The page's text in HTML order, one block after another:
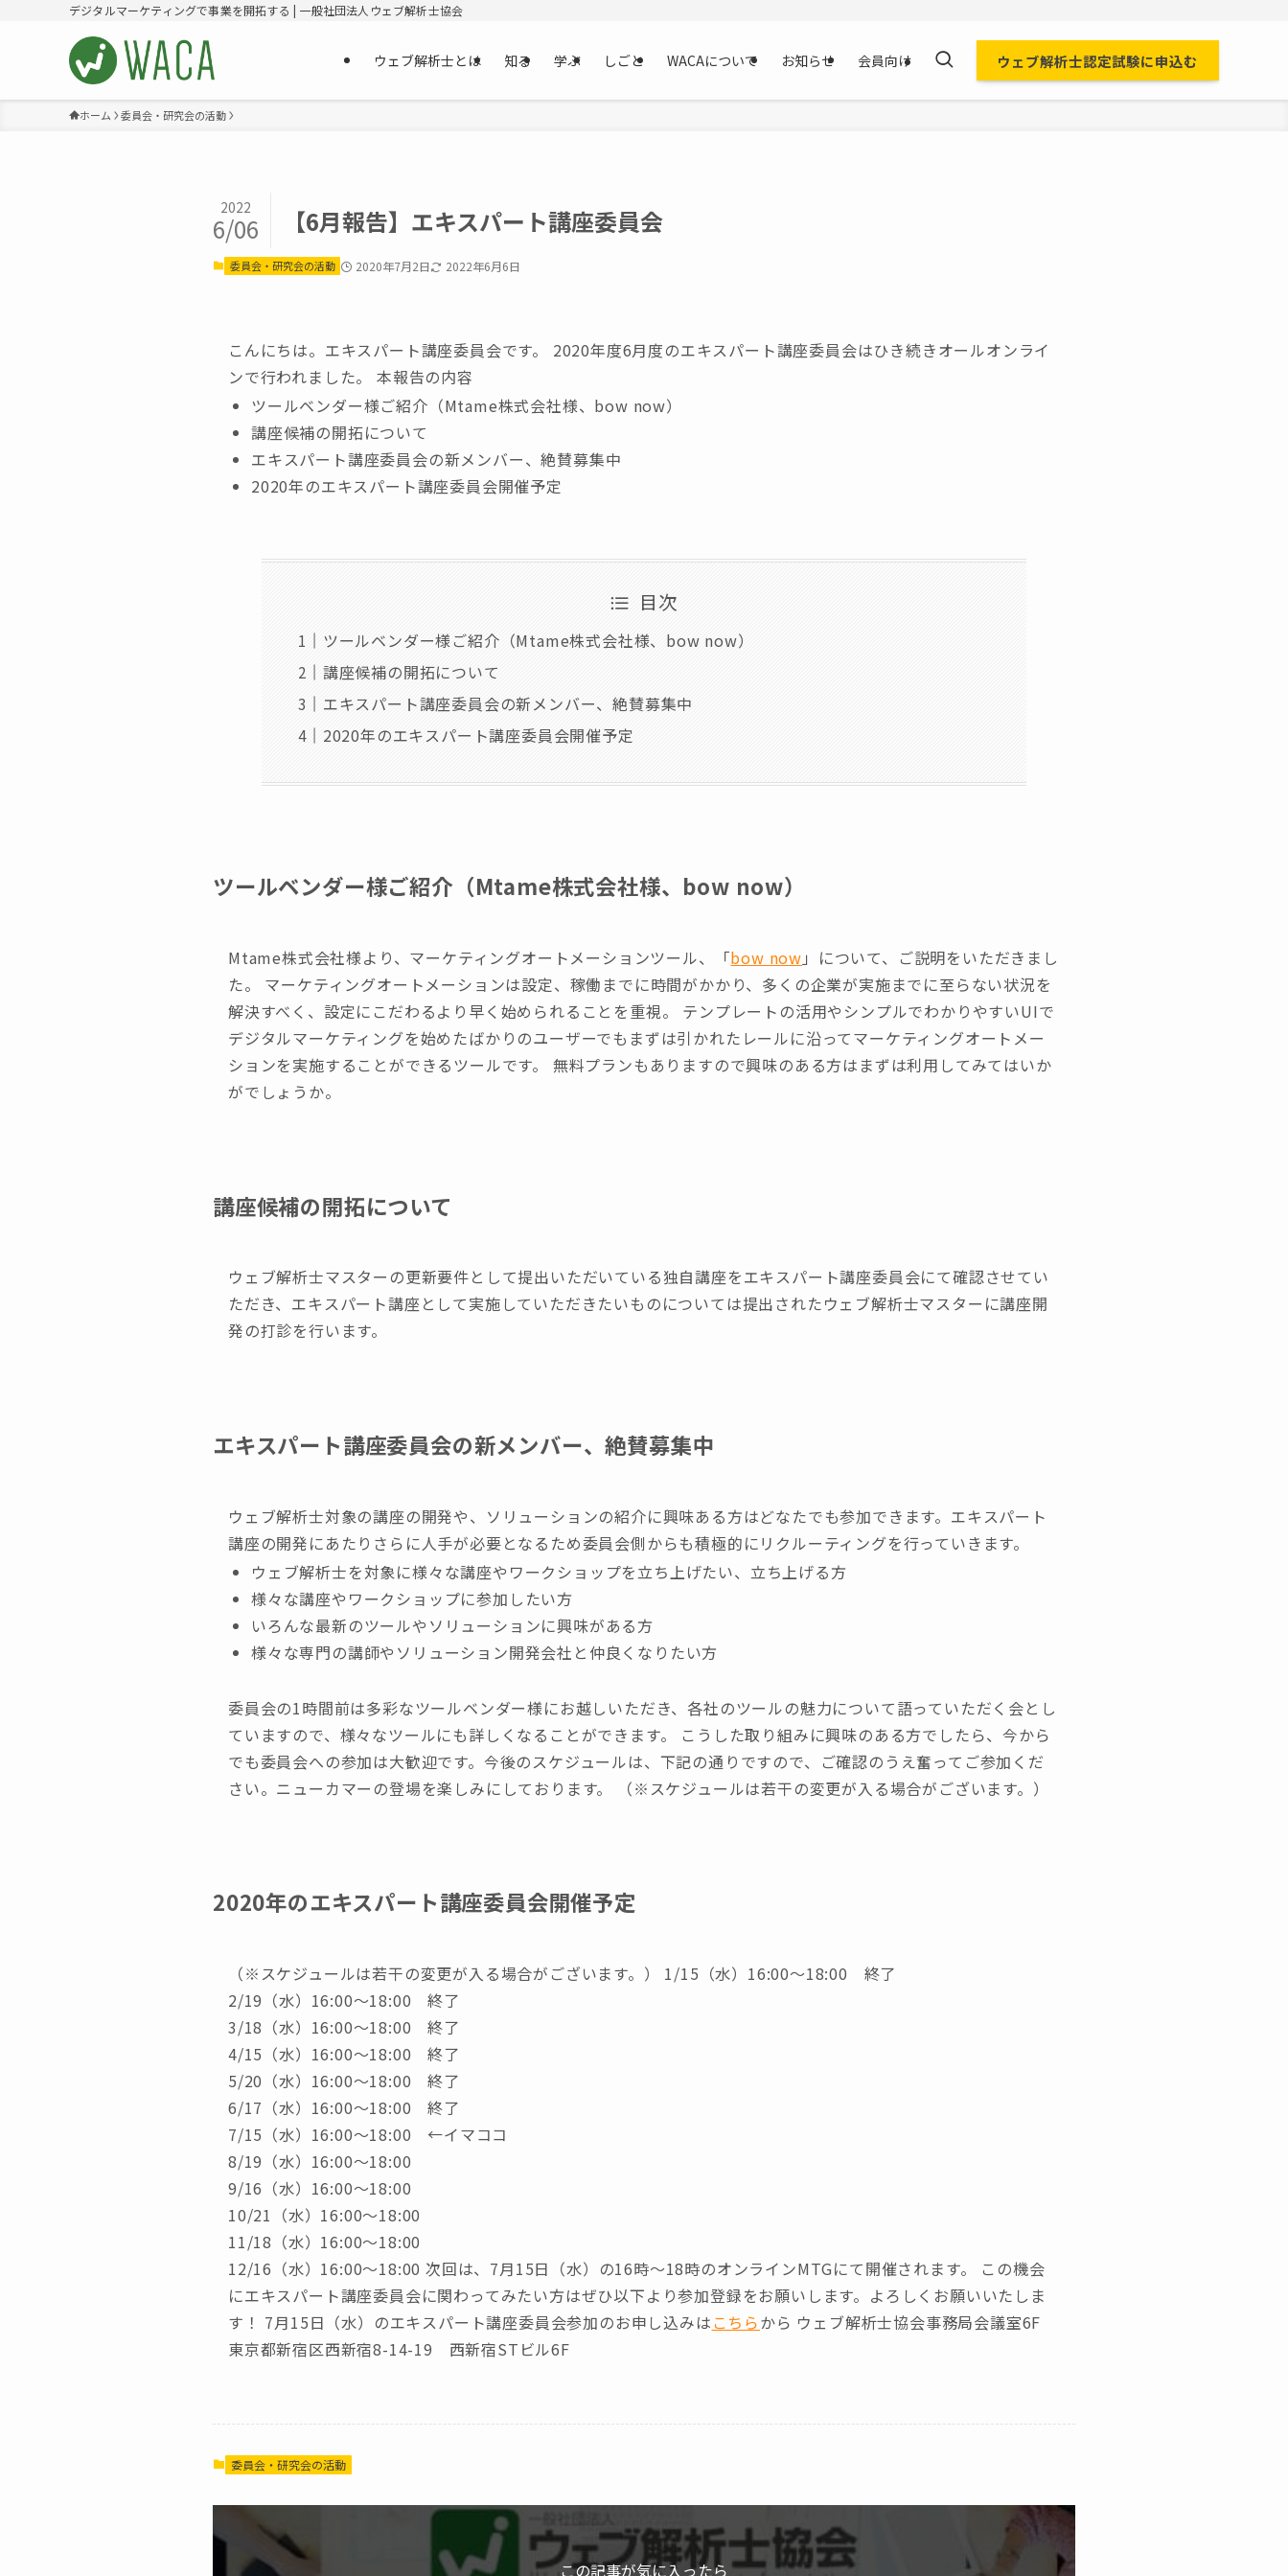
デジタルマーケティングで事業を開拓する | 一般社団法人ウェブ解析士協会
ウェブ解析士とは 知る 学ぶ しごと WACAについて お知らせ 会員向け ウェブ解析士認定試験に申込む
ホーム 委員会・研究会の活動
【6月報告】エキスパート講座委員会
2022
6/06
委員会・研究会の活動 2020年7月2日 2022年6月6日
こんにちは。エキスパート講座委員会です。 2020年度6月度のエキスパート講座委員会はひき続きオールオンライ
ンで行われました。 本報告の内容
ツールベンダー様ご紹介（Mtame株式会社様、bow now）
講座候補の開拓について
エキスパート講座委員会の新メンバー、絶賛募集中
2020年のエキスパート講座委員会開催予定
目次
ツールベンダー様ご紹介（Mtame株式会社様、bow now）
講座候補の開拓について
エキスパート講座委員会の新メンバー、絶賛募集中
2020年のエキスパート講座委員会開催予定
ツールベンダー様ご紹介（Mtame株式会社様、bow now）
Mtame株式会社様より、マーケティングオートメーションツール、「bow now 」について、ご説明をいただきまし
た。 マーケティングオートメーションは設定、稼働までに時間がかかり、多くの企業が実施までに至らない状況を
解決すべく、設定にこだわるより早く始められることを重視。 テンプレートの活用やシンプルでわかりやすいUIで
デジタルマーケティングを始めたばかりのユーザーでもまずは引かれたレールに沿ってマーケティングオートメー
ションを実施することができるツールです。 無料プランもありますので興味のある方はまずは利用してみてはいか
がでしょうか。
講座候補の開拓について
ウェブ解析士マスターの更新要件として提出いただいている独自講座をエキスパート講座委員会にて確認させてい
ただき、エキスパート講座として実施していただきたいものについては提出されたウェブ解析士マスターに講座開
発の打診を行います。
エキスパート講座委員会の新メンバー、絶賛募集中
ウェブ解析士対象の講座の開発や、ソリューションの紹介に興味ある方はどなたでも参加できます。エキスパート
講座の開発にあたりさらに人手が必要となるため委員会側からも積極的にリクルーティングを行っていきます。
ウェブ解析士を対象に様々な講座やワークショップを立ち上げたい、立ち上げる方
様々な講座やワークショップに参加したい方
いろんな最新のツールやソリューションに興味がある方
様々な専門の講師やソリューション開発会社と仲良くなりたい方
委員会の1時間前は多彩なツールベンダー様にお越しいただき、各社のツールの魅力について語っていただく会とし
ていますので、様々なツールにも詳しくなることができます。 こうした取り組みに興味のある方でしたら、今から
でも委員会への参加は大歓迎です。今後のスケジュールは、下記の通りですので、ご確認のうえ奮ってご参加くだ
さい。ニューカマーの登場を楽しみにしております。 （※スケジュールは若干の変更が入る場合がございます。）
2020年のエキスパート講座委員会開催予定
（※スケジュールは若干の変更が入る場合がございます。） 1/15（水）16:00〜18:00 終了
2/19（水）16:00〜18:00 終了
3/18（水）16:00〜18:00 終了
4/15（水）16:00〜18:00 終了
5/20（水）16:00〜18:00 終了
6/17（水）16:00〜18:00 終了
7/15（水）16:00〜18:00 ←イマココ
8/19（水）16:00〜18:00
9/16（水）16:00〜18:00
10/21（水）16:00〜18:00
11/18（水）16:00〜18:00
12/16（水）16:00〜18:00 次回は、7月15日（水）の16時～18時のオンラインMTGにて開催されます。 この機会
にエキスパート講座委員会に関わってみたい方はぜひ以下より参加登録をお願いします。よろしくお願いいたしま
す！ 7月15日（水）のエキスパート講座委員会参加のお申し込みはこちらから ウェブ解析士協会事務局会議室6F
東京都新宿区西新宿8-14-19 西新宿STビル6F
委員会・研究会の活動
この記事が気に入ったら